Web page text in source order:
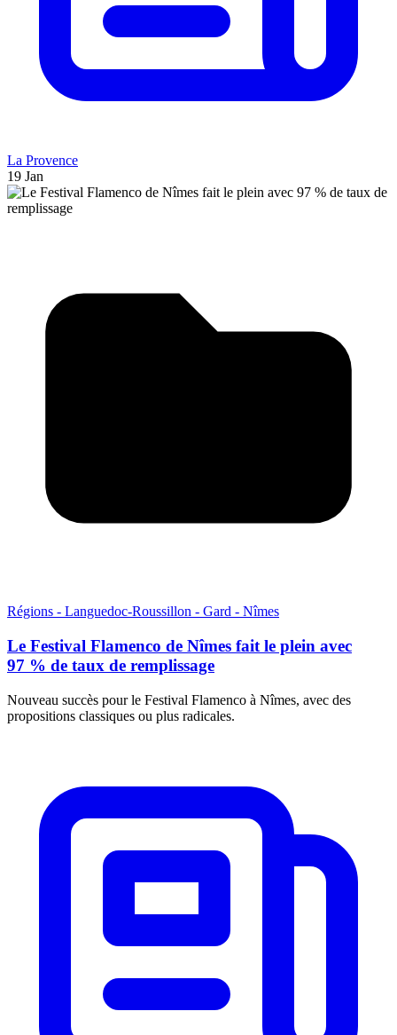
La Provence
19 Jan
Régions - Languedoc-Roussillon - Gard - Nîmes
Le Festival Flamenco de Nîmes fait le plein avec
97 % de taux de remplissage
Nouveau succès pour le Festival Flamenco à Nîmes, avec des
propositions classiques ou plus radicales.